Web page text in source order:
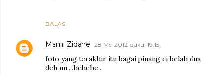
BALAS
Mami Zidane 28 Mei 2012 pukul 19.15
foto yang terakhir itu bagai pinang di belah dua
deh un....hehehe...